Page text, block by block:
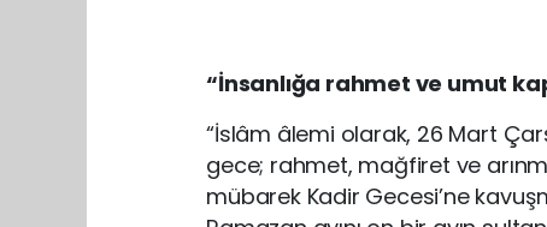
“İnsanlığa rahmet ve umut
“İslâm âlemi olarak, 26 Mart
gece; rahmet, mağfiret ve
mübarek Kadir Gecesi’ne